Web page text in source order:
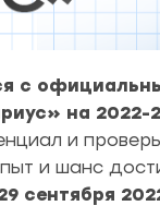
с
на 2022-
и
и шанс
сентября